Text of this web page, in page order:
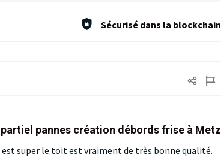
Sécurisé dans la blockchain
pannes création débords frise à Metz
super le toit est vraiment de très bonne qualité.